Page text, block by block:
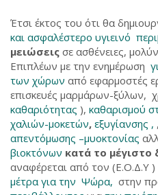
Έτσι έκτος του ότι θα
και ασφαλέστερο υγιεινό
μειώσεις σε ασθένειες,
Επιπλέων με την ενημέρωση
των χώρων από εφαρμοστές
επισκευές μαρμάρων-ξύλων,
καθαριότητας ), καθαρισμού
χαλιών-μοκετών, εξυγίανσης , ,
απεντόμωσης –μυοκτονίας
βιοκτόνων κατά το μέγιστο
αναφέρεται από τον (Ε.Ο.Δ.Υ )
μέτρα για την Ψώρα, στην